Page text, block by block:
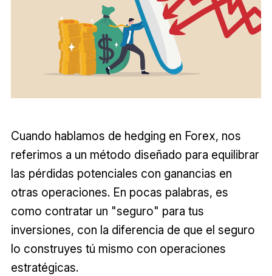
Cuando hablamos de hedging en Forex, nos
referimos a un método diseñado para equilibrar
las pérdidas potenciales con ganancias en
otras operaciones. En pocas palabras, es
como contratar un "seguro" para tus
inversiones, con la diferencia de que el seguro
lo construyes tú mismo con operaciones
estratégicas.